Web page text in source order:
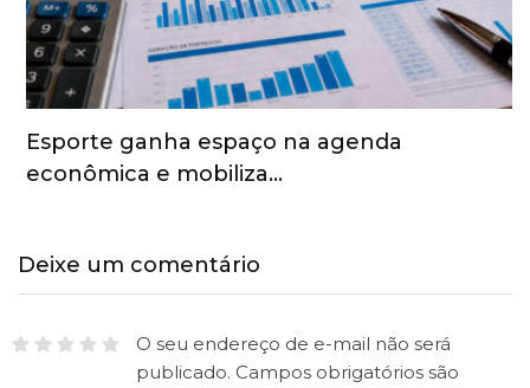
Esporte ganha espaço na agenda
econômica e mobiliza…
Deixe um comentário
O seu endereço de e-mail não será
publicado. Campos obrigatórios são